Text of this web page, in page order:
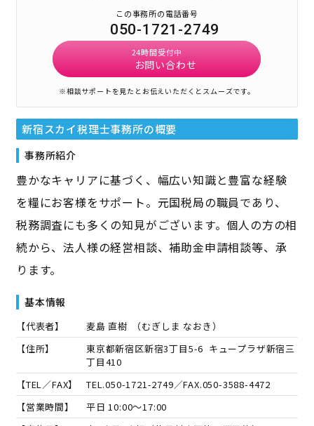
この事務所の電話番号
050-1721-2749
24時間受付中
お問い合わせ
※相談サポートを見たとお伝えいただくとスムーズです。
新宿スカイ税理士事務所の概要
事務所紹介
豊かなキャリアに基づく、幅広い知識と豊富な経験
を糧にお客様をサポート。元国税局の職員であり、
税務調査にも多くの知見がございます。個人の方の相
続から、法人様の経営相談、補助金申請相談等、承
ります。
基本情報
【代表者】 麦島 直樹 （むぎしま なおき）
【住所】
東京都新宿区新宿3丁目5-6 キュープラザ新宿三
丁目410
【TEL／FAX】
TEL.050-1721-2749／FAX.050-3588-4472
【営業時間】
平日 10:00～17:00